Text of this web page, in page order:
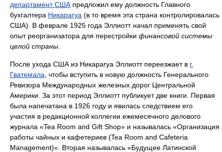
департамент США предложил ему должность Главного
бухгалтера Никарагуа (в то время эта страна контролировалась
США). В феврале 1925 года Эллиотт начал применять свой
опыт реорганизатора для перестройки финансовой системы
целой страны
После ухода США из Никарагуа Эллиотт переезжает в г.
Гватемала , чтобы вступить в новую должность Генерального
Ревизора Международных железных дорог Центральной
Америки. За этот период Эллиотт публикует две книги. Первая
была напечатана в 1926 году и явилась следствием его
участия в редакционной коллегии ежемесячного делового
журнала «Tea Room and Gift Shop» и называлась «Организация
работы чайных и кафетериев (Tea Room and Cafeteria
Management)». Вторая называлась «Будущее Латинской